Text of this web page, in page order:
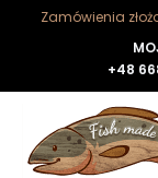
Zamówienia
+48